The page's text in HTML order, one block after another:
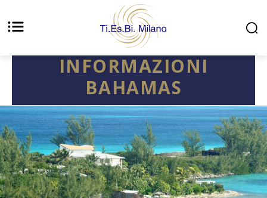
INFORMAZIONI
BAHAMAS